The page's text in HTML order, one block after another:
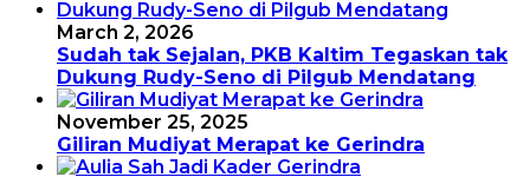
March 2, 2026
Sudah tak Sejalan, PKB Kaltim Tegaskan tak
Dukung Rudy-Seno di Pilgub Mendatang
November 25, 2025
Giliran Mudiyat Merapat ke Gerindra